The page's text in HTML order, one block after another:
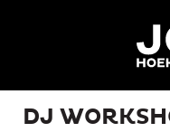
DJ